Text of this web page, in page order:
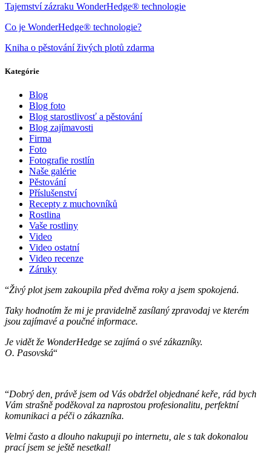
Tajemství zázraku WonderHedge® technologie
Co je WonderHedge® technologie?
Kniha o pěstování živých plotů zdarma
Kategórie
Blog
Blog foto
Blog starostlivosť a pěstování
Blog zajímavosti
Firma
Foto
Fotografie rostlín
Naše galérie
Pěstování
Příslušenství
Recepty z muchovníků
Rostlina
Vaše rostliny
Video
Video ostatní
Video recenze
Záruky
“Živý plot jsem zakoupila před dvěma roky a jsem spokojená.
Taky hodnotím že mi je pravidelně zasílaný zpravodaj ve kterém
jsou zajímavé a poučné informace.
Je vidět že WonderHedge se zajímá o své zákazníky.
O. Pasovská“
“Dobrý den, právě jsem od Vás obdržel objednané keře, rád bych
Vám strašně poděkoval za naprostou profesionalitu, perfektní
komunikaci a péči o zákazníka.
Velmi často a dlouho nakupuji po internetu, ale s tak dokonalou
prací jsem se ještě nesetkal!